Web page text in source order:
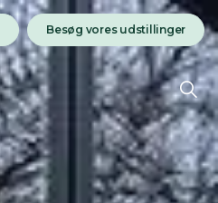
Besøg vores udstillinger